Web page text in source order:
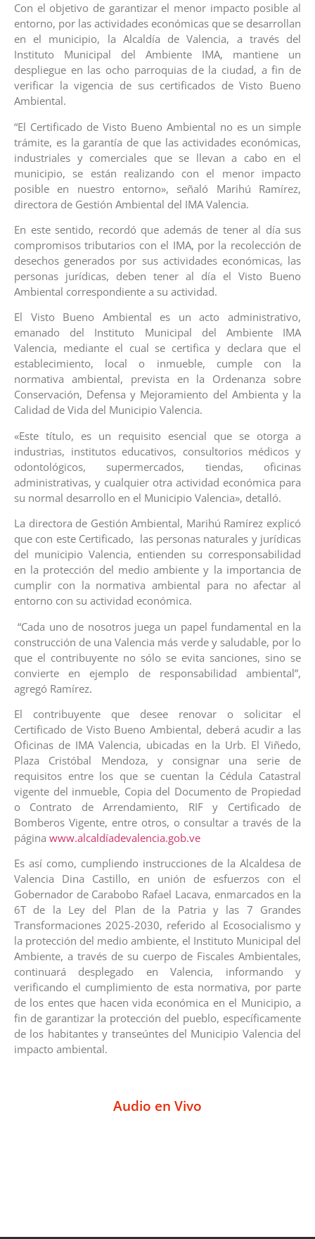
Con el objetivo de garantizar el menor impacto posible al
entorno, por las actividades económicas que se desarrollan
en el municipio, la Alcaldía de Valencia, a través del
Instituto Municipal del Ambiente IMA, mantiene un
despliegue en las ocho parroquias de la ciudad, a fin de
verificar la vigencia de sus certificados de Visto Bueno
Ambiental.
“El Certificado de Visto Bueno Ambiental no es un simple
trámite, es la garantía de que las actividades económicas,
industriales y comerciales que se llevan a cabo en el
municipio, se están realizando con el menor impacto
posible en nuestro entorno», señaló Marihú Ramírez,
directora de Gestión Ambiental del IMA Valencia.
En este sentido, recordó que además de tener al día sus
compromisos tributarios con el IMA, por la recolección de
desechos generados por sus actividades económicas, las
personas jurídicas, deben tener al día el Visto Bueno
Ambiental correspondiente a su actividad.
El Visto Bueno Ambiental es un acto administrativo,
emanado del Instituto Municipal del Ambiente IMA
Valencia, mediante el cual se certifica y declara que el
establecimiento, local o inmueble, cumple con la
normativa ambiental, prevista en la Ordenanza sobre
Conservación, Defensa y Mejoramiento del Ambienta y la
Calidad de Vida del Municipio Valencia.
«Este título, es un requisito esencial que se otorga a
industrias, institutos educativos, consultorios médicos y
odontológicos, supermercados, tiendas, oficinas
administrativas, y cualquier otra actividad económica para
su normal desarrollo en el Municipio Valencia», detalló.
La directora de Gestión Ambiental, Marihú Ramírez explicó
que con este Certificado, las personas naturales y jurídicas
del municipio Valencia, entienden su corresponsabilidad
en la protección del medio ambiente y la importancia de
cumplir con la normativa ambiental para no afectar al
entorno con su actividad económica.
“Cada uno de nosotros juega un papel fundamental en la
construcción de una Valencia más verde y saludable, por lo
que el contribuyente no sólo se evita sanciones, sino se
convierte en ejemplo de responsabilidad ambiental”,
agregó Ramírez.
El contribuyente que desee renovar o solicitar el
Certificado de Visto Bueno Ambiental, deberá acudir a las
Oficinas de IMA Valencia, ubicadas en la Urb. El Viñedo,
Plaza Cristóbal Mendoza, y consignar una serie de
requisitos entre los que se cuentan la Cédula Catastral
vigente del inmueble, Copia del Documento de Propiedad
o Contrato de Arrendamiento, RIF y Certificado de
Bomberos Vigente, entre otros, o consultar a través de la
página www.alcaldíadevalencia.gob.ve
Es así como, cumpliendo instrucciones de la Alcaldesa de
Valencia Dina Castillo, en unión de esfuerzos con el
Gobernador de Carabobo Rafael Lacava, enmarcados en la
6T de la Ley del Plan de la Patria y las 7 Grandes
Transformaciones 2025-2030, referido al Ecosocialismo y
la protección del medio ambiente, el Instituto Municipal del
Ambiente, a través de su cuerpo de Fiscales Ambientales,
continuará desplegado en Valencia, informando y
verificando el cumplimiento de esta normativa, por parte
de los entes que hacen vida económica en el Municipio, a
fin de garantizar la protección del pueblo, específicamente
de los habitantes y transeúntes del Municipio Valencia del
impacto ambiental.
Audio en Vivo